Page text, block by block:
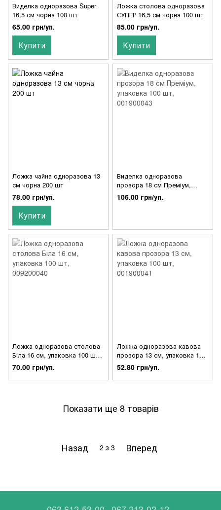
Виделка одноразова Super
16,5 см чорна 100 шт
65.00 грн/уп.
Купити
Ложка столова одноразова
СУПЕР 16,5 см чорна 100 шт
85.00 грн/уп.
Купити
Ложка чайна одноразова 13
см чорна 200 шт
78.00 грн/уп.
Купити
Виделка одноразова
прозора 18 см Преміум,
упаковка 100 шт, 001900043
106.00 грн/уп.
Ложка одноразова столова
Біла 16 см, упаковка 100 шт,
009200040
70.00 грн/уп.
Ложка одноразова кавова
прозора 13 см, упаковка 100
шт, 001900041
52.80 грн/уп.
Показати ще 8 товарів
Назад 2 з 3 Вперед